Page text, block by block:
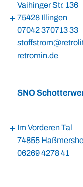
Vaihinger Str. 136
75428 Illingen
07042 370713 33
retromin.de
SNO
Im Vorderen Tal
74855
06269 4278 41